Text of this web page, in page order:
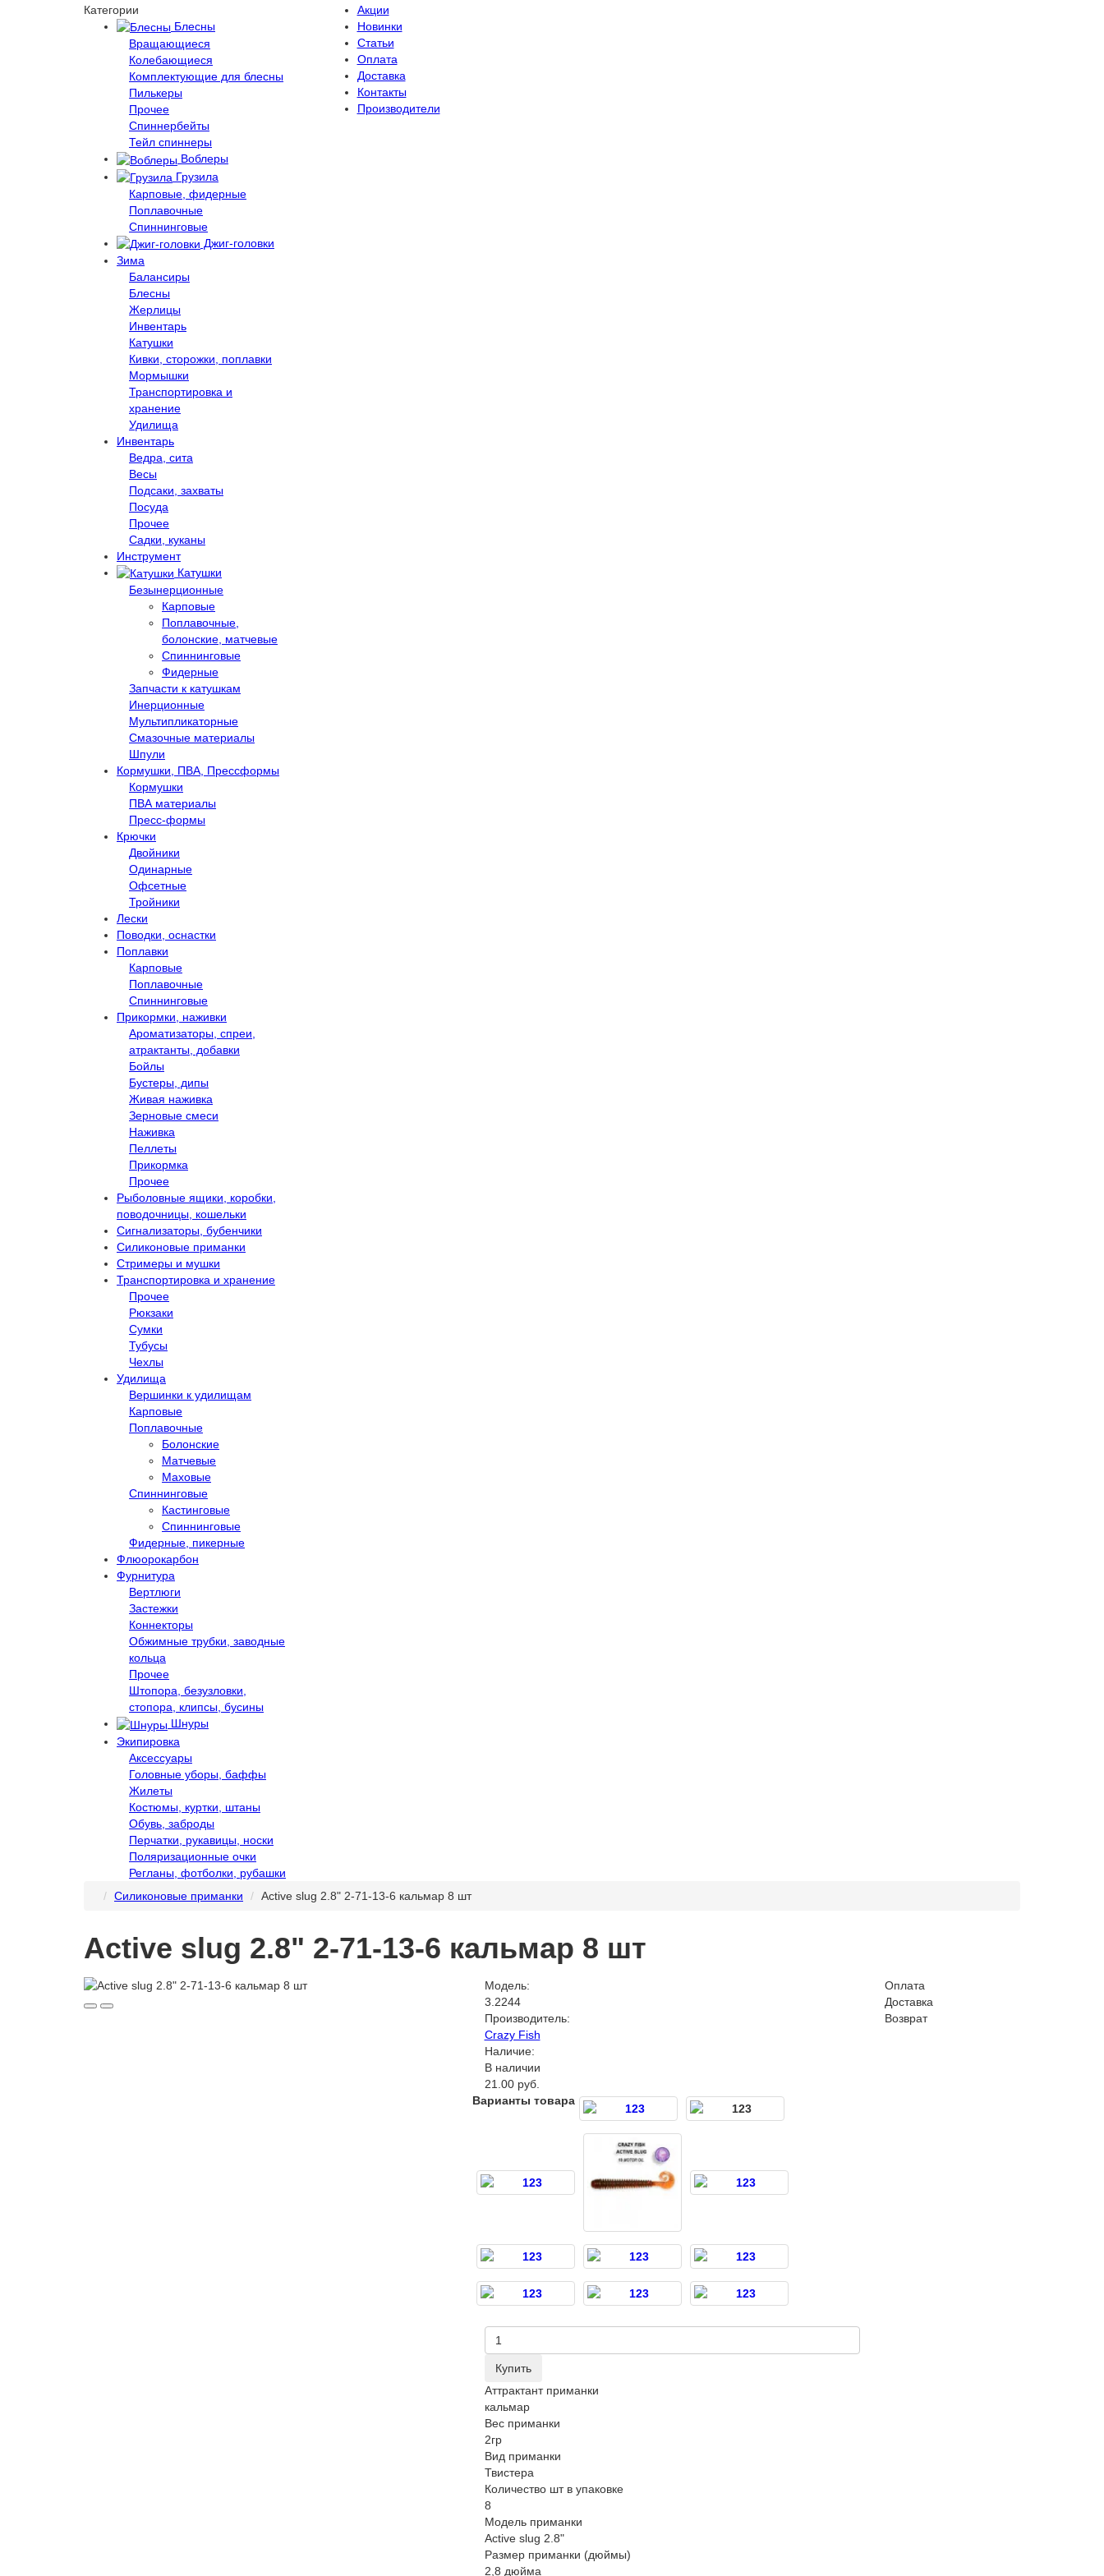
Категории
Блесны
Вращающиеся
Колебающиеся
Комплектующие для блесны
Пилькеры
Прочее
Спиннербейты
Тейл спиннеры
Воблеры
Грузила
Карповые, фидерные
Поплавочные
Спиннинговые
Джиг-головки
Зима
Балансиры
Блесны
Жерлицы
Инвентарь
Катушки
Кивки, сторожки, поплавки
Мормышки
Транспортировка и
хранение
Удилища
Инвентарь
Ведра, сита
Весы
Подсаки, захваты
Посуда
Прочее
Садки, куканы
Инструмент
Катушки
Безынерционные
Карповые
Поплавочные,
болонские, матчевые
Спиннинговые
Фидерные
Запчасти к катушкам
Инерционные
Мультипликаторные
Смазочные материалы
Шпули
Кормушки, ПВА, Прессформы
Кормушки
ПВА материалы
Пресс-формы
Крючки
Двойники
Одинарные
Офсетные
Тройники
Лески
Поводки, оснастки
Поплавки
Карповые
Поплавочные
Спиннинговые
Прикормки, наживки
Ароматизаторы, спреи,
атрактанты, добавки
Бойлы
Бустеры, дипы
Живая наживка
Зерновые смеси
Наживка
Пеллеты
Прикормка
Прочее
Рыболовные ящики, коробки,
поводочницы, кошельки
Сигнализаторы, бубенчики
Силиконовые приманки
Стримеры и мушки
Транспортировка и хранение
Прочее
Рюкзаки
Сумки
Тубусы
Чехлы
Удилища
Вершинки к удилищам
Карповые
Поплавочные
Болонские
Матчевые
Маховые
Спиннинговые
Кастинговые
Спиннинговые
Фидерные, пикерные
Флюорокарбон
Фурнитура
Вертлюги
Застежки
Коннекторы
Обжимные трубки, заводные
кольца
Прочее
Штопора, безузловки,
стопора, клипсы, бусины
Шнуры
Экипировка
Аксессуары
Головные уборы, баффы
Жилеты
Костюмы, куртки, штаны
Обувь, заброды
Перчатки, рукавицы, носки
Поляризационные очки
Регланы, фотболки, рубашки
Акции
Новинки
Статьи
Оплата
Доставка
Контакты
Производители
Силиконовые приманки Active slug 2.8ʺ 2-71-13-6 кальмар 8 шт
Active slug 2.8ʺ 2-71-13-6 кальмар 8 шт
Модель:
3.2244
Производитель:
Crazy Fish
Наличие:
В наличии
21.00 руб.
Варианты товара
Купить
Аттрактант приманки
кальмар
Вес приманки
2гр
Вид приманки
Твистера
Количество шт в упаковке
8
Модель приманки
Active slug 2.8ʺ
Размер приманки (дюймы)
2,8 дюйма
Оплата
Доставка
Возврат